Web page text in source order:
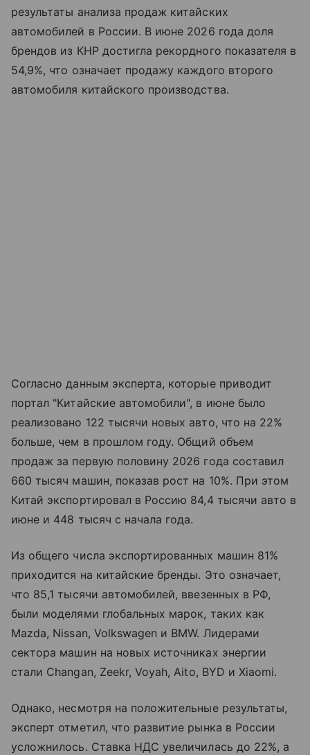
результаты анализа продаж китайских
автомобилей в России. В июне 2026 года доля
брендов из КНР достигла рекордного показателя в
54,9%, что означает продажу каждого второго
автомобиля китайского производства.
Согласно данным эксперта, которые приводит
портал "Китайские автомобили", в июне было
реализовано 122 тысячи новых авто, что на 22%
больше, чем в прошлом году. Общий объем
продаж за первую половину 2026 года составил
660 тысяч машин, показав рост на 10%. При этом
Китай экспортировал в Россию 84,4 тысячи авто в
июне и 448 тысяч с начала года.
Из общего числа экспортированных машин 81%
приходится на китайские бренды. Это означает,
что 85,1 тысячи автомобилей, ввезенных в РФ,
были моделями глобальных марок, таких как
Mazda, Nissan, Volkswagen и BMW. Лидерами
сектора машин на новых источниках энергии
стали Changan, Zeekr, Voyah, Aito, BYD и Xiaomi.
Однако, несмотря на положительные результаты,
эксперт отметил, что развитие рынка в России
усложнилось. Ставка НДС увеличилась до 22%, а